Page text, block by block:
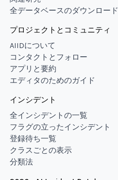
全データベースのダウンロード
プロジェクトとコミュニティ
AIIDについて
コンタクトとフォロー
アプリと要約
エディタのためのガイド
インシデント
全インシデントの一覧
フラグの立ったインシデント
登録待ち一覧
クラスごとの表示
分類法